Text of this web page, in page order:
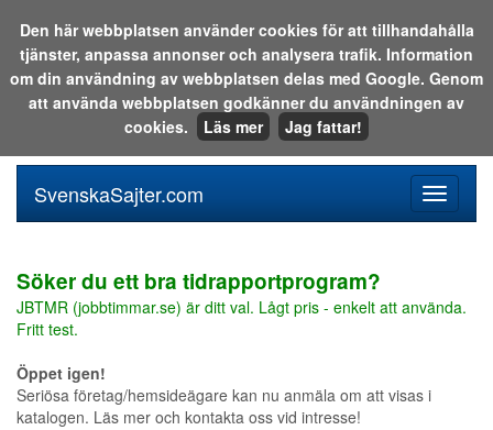
Sök i katalogen eller på webben:
meny
SvenskaSajter.com
Söker du ett bra tidrapportprogram?
JBTMR (jobbtimmar.se) är ditt val. Lågt pris - enkelt att använda.
Fritt test.
Öppet igen!
Seriösa företag/hemsideägare kan nu anmäla om att visas i
katalogen. Läs mer och kontakta oss vid intresse!
Den här webbplatsen använder cookies för att tillhandahålla
tjänster, anpassa annonser och analysera trafik. Information
om din användning av webbplatsen delas med Google. Genom
att använda webbplatsen godkänner du användningen av
cookies.
Läs mer Jag fattar!